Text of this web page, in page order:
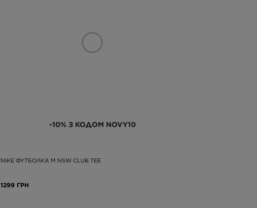
-10% З КОДОМ NOVY10
NIKE ФУТБОЛКА M NSW CLUB TEE
1299 ГРН